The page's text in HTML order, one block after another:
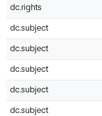
dc.rights
dc.subject
dc.subject
dc.subject
dc.subject
dc.subject